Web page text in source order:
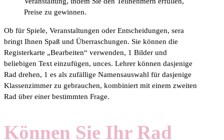
Preise zu gewinnen.
Ob für Spiele, Veranstaltungen oder Entscheidungen, sera
bringt Ihnen Spaß und Überraschungen. Sie können die
Registerkarte „Bearbeiten“ verwenden, 1 Bilder und
beliebigen Text einzufügen, unces. Lehrer können dasjenige
Rad drehen, 1 es als zufällige Namensauswahl für dasjenige
Klassenzimmer zu gebrauchen, kombiniert mit einem zweiten
Rad über einer bestimmten Frage.
Können Sie Ihr Rad